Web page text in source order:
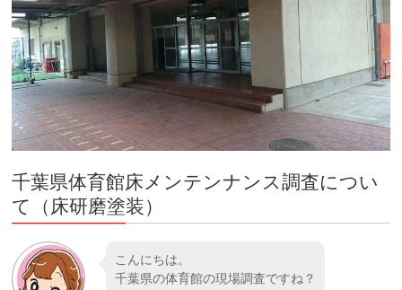
千葉県体育館床メンテンナンス調査につい
て（床研磨塗装）
こんにちは。
千葉県の体育館の現場調査ですね？